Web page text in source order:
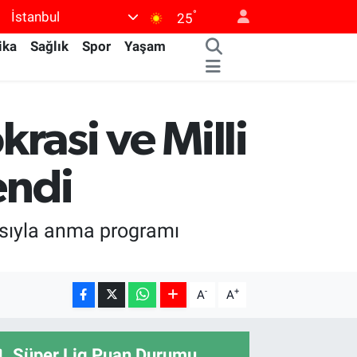
İstanbul 25°
Sağlık Spor
Yaşam
ve Milli
anma programı
A- A+